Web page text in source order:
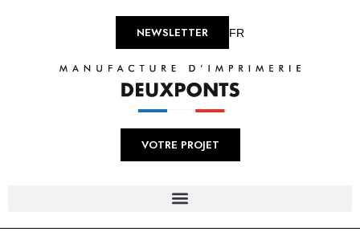
NEWSLETTER FR
VOTRE PROJET